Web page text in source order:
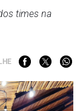
times na